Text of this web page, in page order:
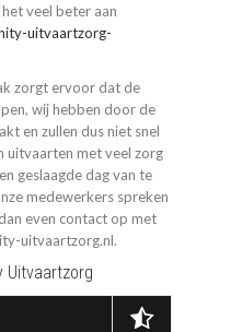
veel beter aan
uitvaartzorg-
zorgt ervoor dat de
wij hebben door de
en zullen dus niet snel
uitvaarten met veel zorg
geslaagde dag van te
medewerkers spreken
even contact op met
uitvaartzorg.nl.
Uitvaartzorg